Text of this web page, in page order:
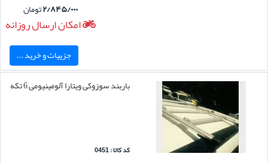
۲/۸۴۵/۰۰۰تومان
امکان ارسال روزانه
جزییات و خرید ...
باربند سوزوکی ویتارا آلومینیومی 6 تکه
کد کالا : 0451